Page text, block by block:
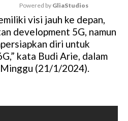
M
u
e
Powered by GliaStudios
visi jauh ke depan,
development 5G, namun
diri untuk
kata Budi Arie, dalam
(21/1/2024).